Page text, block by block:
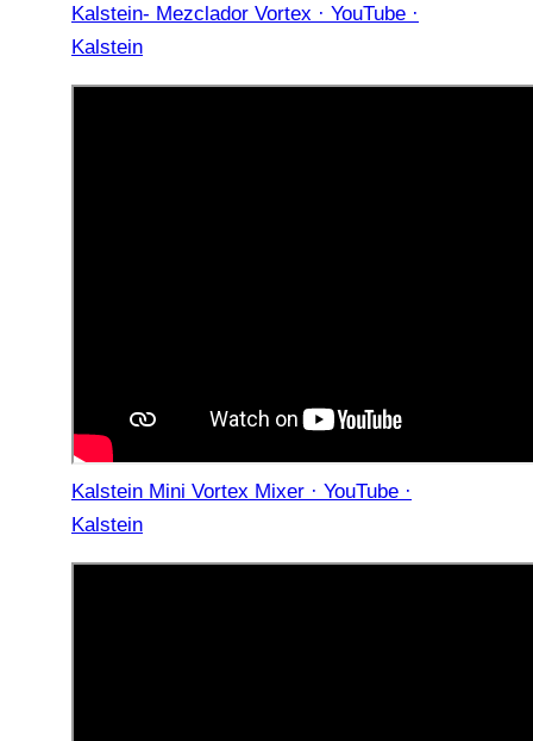
Kalstein- Mezclador Vortex · YouTube ·
Kalstein
Kalstein Mini Vortex Mixer · YouTube ·
Kalstein